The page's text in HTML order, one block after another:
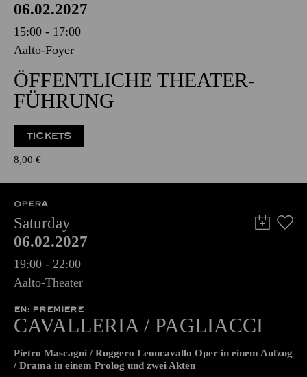
06.02.2027
15:00 - 17:00
Aalto-Foyer
ÖFFENTLICHE THEATER­
FÜHRUNG
TICKETS
8,00 €
OPERA
Saturday
06.02.2027
19:00 - 22:00
Aalto-Theater
EN: PREMIERE
CAVALLERIA / PAGLIACCI
Pietro Mascagni / Ruggero Leoncavallo Oper in einem Aufzug
/ Drama in einem Prolog und zwei Akten